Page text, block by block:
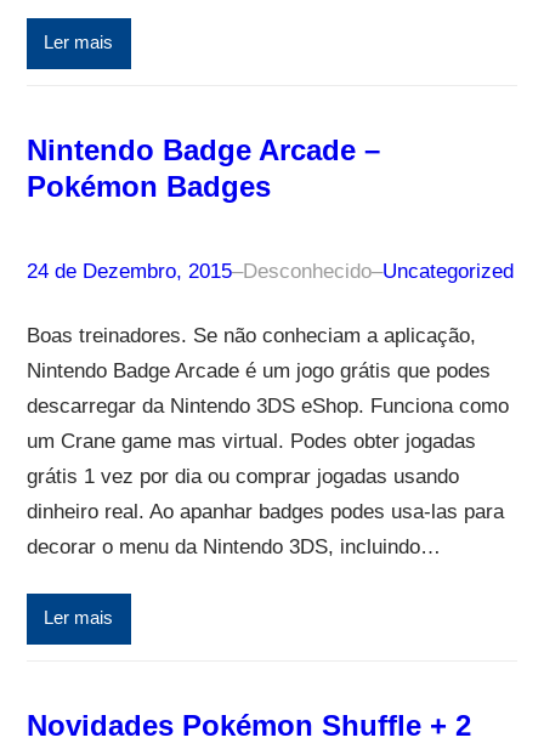
Ler mais
Nintendo Badge Arcade –
Pokémon Badges
24 de Dezembro, 2015–Desconhecido–Uncategorized
Boas treinadores. Se não conheciam a aplicação,
Nintendo Badge Arcade é um jogo grátis que podes
descarregar da Nintendo 3DS eShop. Funciona como
um Crane game mas virtual. Podes obter jogadas
grátis 1 vez por dia ou comprar jogadas usando
dinheiro real. Ao apanhar badges podes usa-las para
decorar o menu da Nintendo 3DS, incluindo…
Ler mais
Novidades Pokémon Shuffle + 2